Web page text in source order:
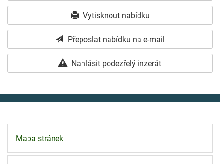
Vytisknout nabídku
Přeposlat nabídku na e-mail
Nahlásit podezřelý inzerát
Mapa stránek